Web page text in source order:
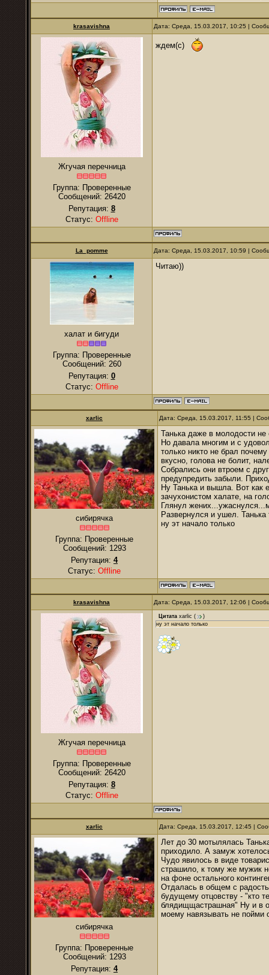
krasavishna Дата: Среда, 15.03.2017, 10:25 |
Жгучая перечница
Группа: Проверенные
Сообщений: 26420
Репутация: 8
Статус: Offline
ждем(с)
La_pomme Дата: Среда, 15.03.2017, 10:59 |
халат и бигуди
Группа: Проверенные
Сообщений: 260
Репутация: 0
Статус: Offline
Читаю))
xarlic Дата: Среда, 15.03.2017, 11:55 |
сибирячка
Группа: Проверенные
Сообщений: 1293
Репутация: 4
Статус: Offline
Танька даже в молодости
Но давала многим и с
только никто не брал
вкусно, голова не болит,
Собрались они втроем с
предупредить забыли.
Ну Танька и вышла. Вот как
зачухонистом халате, на
Глянул
Развернулся и ушел. Танька
ну эт начало только
krasavishna Дата: Среда, 15.03.2017, 12:06 |
Жгучая перечница
Группа: Проверенные
Сообщений: 26420
Репутация: 8
Статус: Offline
Цитата xarlic (
)
ну эт начало только
xarlic Дата: Среда, 15.03.2017, 12:45 |
сибирячка
Группа: Проверенные
Сообщений: 1293
Репутация: 4
Лет до 30 мотылялась
приходило. А замуж
Чудо явилось в виде
страшило, к тому же мужик
на фоне остального
Отдалась в общем с
будущему отцовству - "кто
блядищщастрашная" Ну и в
моему навязывать не пойми